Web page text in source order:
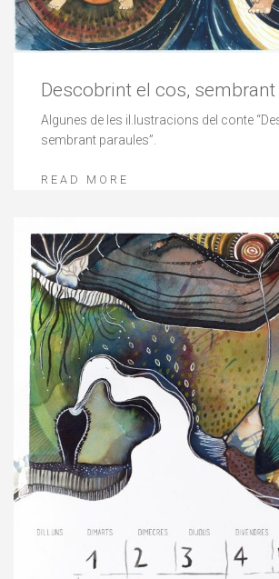
Descobrint el cos, sembrant
Algunes de les il.lustracions del conte
sembrant paraules”.
READ MORE